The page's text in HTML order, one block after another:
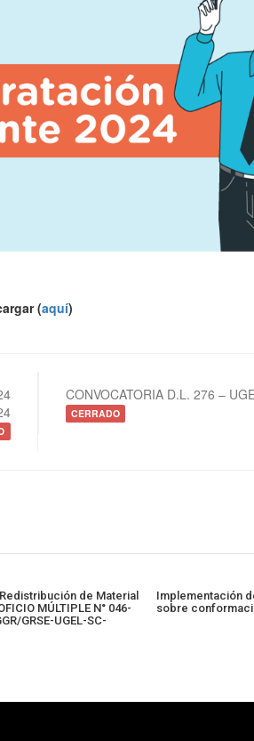
(aquí)
CONVOCATORIA D.L. 276 –
CERRADO
de Material
MÚLTIPLE N° 046-
GRSE-UGEL-SC-
Implementación
sobre